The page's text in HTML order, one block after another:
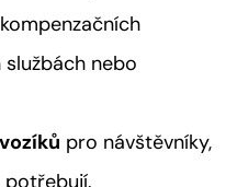
nebo
pro návštěvníky,
potřebují.